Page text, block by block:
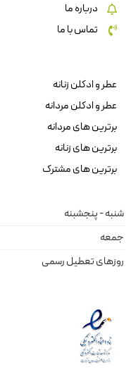
درباره ما
تماس با ما
عطر و ادکلن زنانه
عطر و ادکلن مردانه
برترین های مردانه
برترین های زنانه
برترین های مشترک
شنبه - پنجشبنه
جمعه
روزهای تعطیل رسمی